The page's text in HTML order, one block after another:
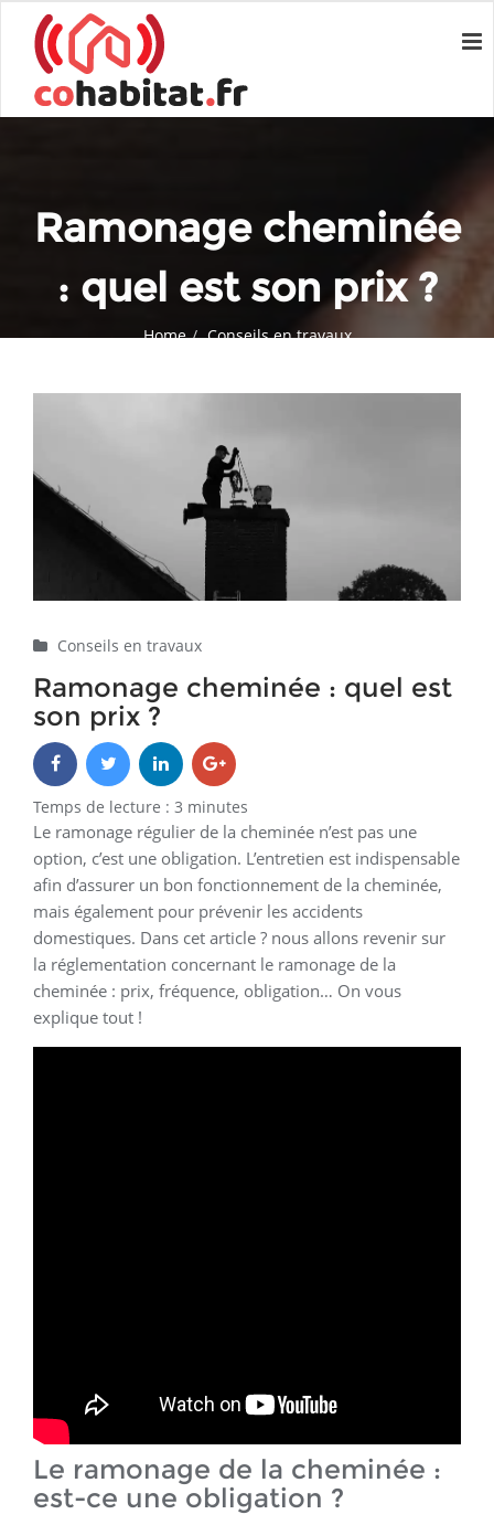
Ramonage cheminée
: quel est son prix ?
Home
Conseils en travaux
Conseils en travaux
Ramonage cheminée : quel est
son prix ?
Temps de lecture : 3 minutes
Le ramonage régulier de la cheminée n’est pas une
option, c’est une obligation. L’entretien est indispensable
afin d’assurer un bon fonctionnement de la cheminée,
mais également pour prévenir les accidents
domestiques. Dans cet article ? nous allons revenir sur
la réglementation concernant le ramonage de la
cheminée : prix, fréquence, obligation… On vous
explique tout !
Le ramonage de la cheminée :
est-ce une obligation ?